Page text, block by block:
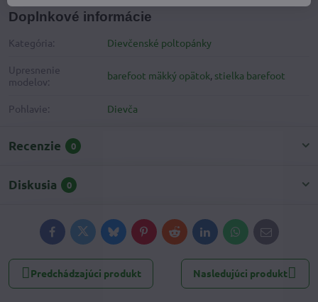
Doplnkové informácie
Kategória: Dievčenské poltopánky
Upresnenie
modelov:
barefoot mäkký opätok, stielka barefoot
Pohlavie: Dievča
Recenzie 0
Diskusia 0
FacebookTwitterBlueskyPinterestRedditLinkedInWhatsApp
E-
mail
Predchádzajúci produkt Nasledujúci produkt